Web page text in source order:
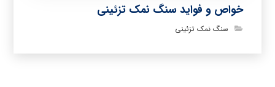
خواص و فواید سنگ نمک تزئینی
سنگ نمک تزئینی